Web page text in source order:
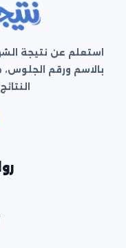
استعلم عن نتيجة
بالاسم ورقم الجلوس،